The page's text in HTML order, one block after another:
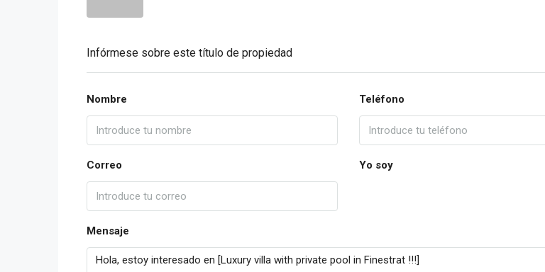
Infórmese sobre este título de propiedad
Nombre Teléfono
Correo Yo soy
Mensaje